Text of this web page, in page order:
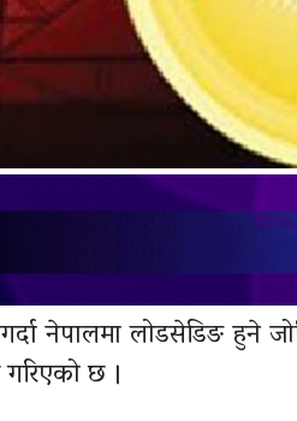
नेपालमा लोडसेडिङ हुने
छ ।